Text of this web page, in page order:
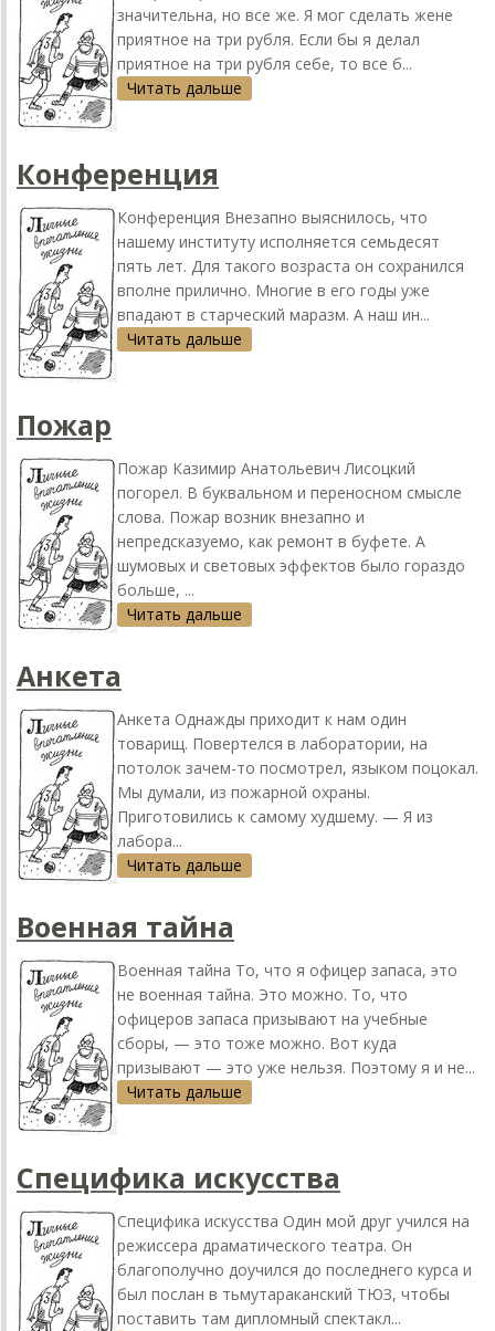
значительна, но все же. Я мог сделать жене
приятное на три рубля. Если бы я делал
приятное на три рубля себе, то все б...
Читать дальше
Конференция
Конференция Внезапно выяснилось, что
нашему институту исполняется семьдесят
пять лет. Для такого возраста он сохранился
вполне прилично. Многие в его годы уже
впадают в старческий маразм. А наш ин...
Читать дальше
Пожар
Пожар Казимир Анатольевич Лисоцкий
погорел. В буквальном и переносном смысле
слова. Пожар возник внезапно и
непредсказуемо, как ремонт в буфете. А
шумовых и световых эффектов было гораздо
больше, ...
Читать дальше
Анкета
Анкета Однажды приходит к нам один
товарищ. Повертелся в лаборатории, на
потолок зачем-то посмотрел, языком поцокал.
Мы думали, из пожарной охраны.
Приготовились к самому худшему. — Я из
лабора...
Читать дальше
Военная тайна
Военная тайна То, что я офицер запаса, это
не военная тайна. Это можно. То, что
офицеров запаса призывают на учебные
сборы, — это тоже можно. Вот куда
призывают — это уже нельзя. Поэтому я и не...
Читать дальше
Специфика искусства
Специфика искусства Один мой друг учился на
режиссера драматического театра. Он
благополучно доучился до последнего курса и
был послан в тьмутараканский ТЮЗ, чтобы
поставить там дипломный спектакл...